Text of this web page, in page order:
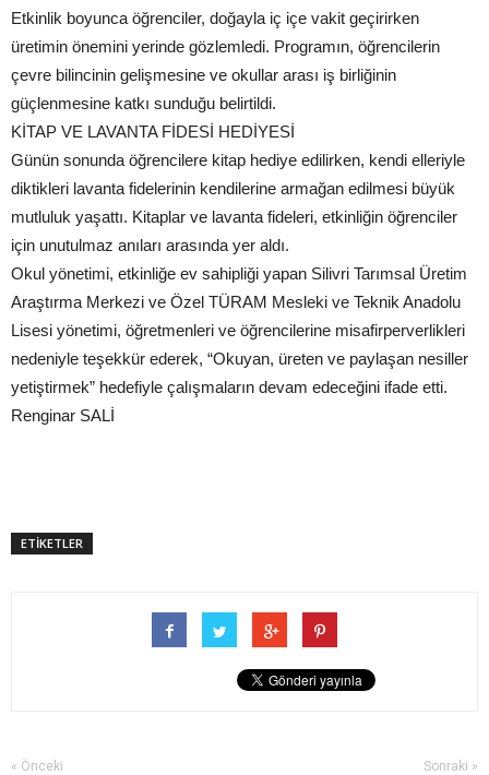
Etkinlik boyunca öğrenciler, doğayla iç içe vakit geçirirken
üretimin önemini yerinde gözlemledi. Programın, öğrencilerin
çevre bilincinin gelişmesine ve okullar arası iş birliğinin
güçlenmesine katkı sunduğu belirtildi.
KİTAP VE LAVANTA FİDESİ HEDİYESİ
Günün sonunda öğrencilere kitap hediye edilirken, kendi elleriyle
diktikleri lavanta fidelerinin kendilerine armağan edilmesi büyük
mutluluk yaşattı. Kitaplar ve lavanta fideleri, etkinliğin öğrenciler
için unutulmaz anıları arasında yer aldı.
Okul yönetimi, etkinliğe ev sahipliği yapan Silivri Tarımsal Üretim
Araştırma Merkezi ve Özel TÜRAM Mesleki ve Teknik Anadolu
Lisesi yönetimi, öğretmenleri ve öğrencilerine misafirperverlikleri
nedeniyle teşekkür ederek, “Okuyan, üreten ve paylaşan nesiller
yetiştirmek” hedefiyle çalışmaların devam edeceğini ifade etti.
Renginar SALİ
ETİKETLER
« Önceki Sonraki »